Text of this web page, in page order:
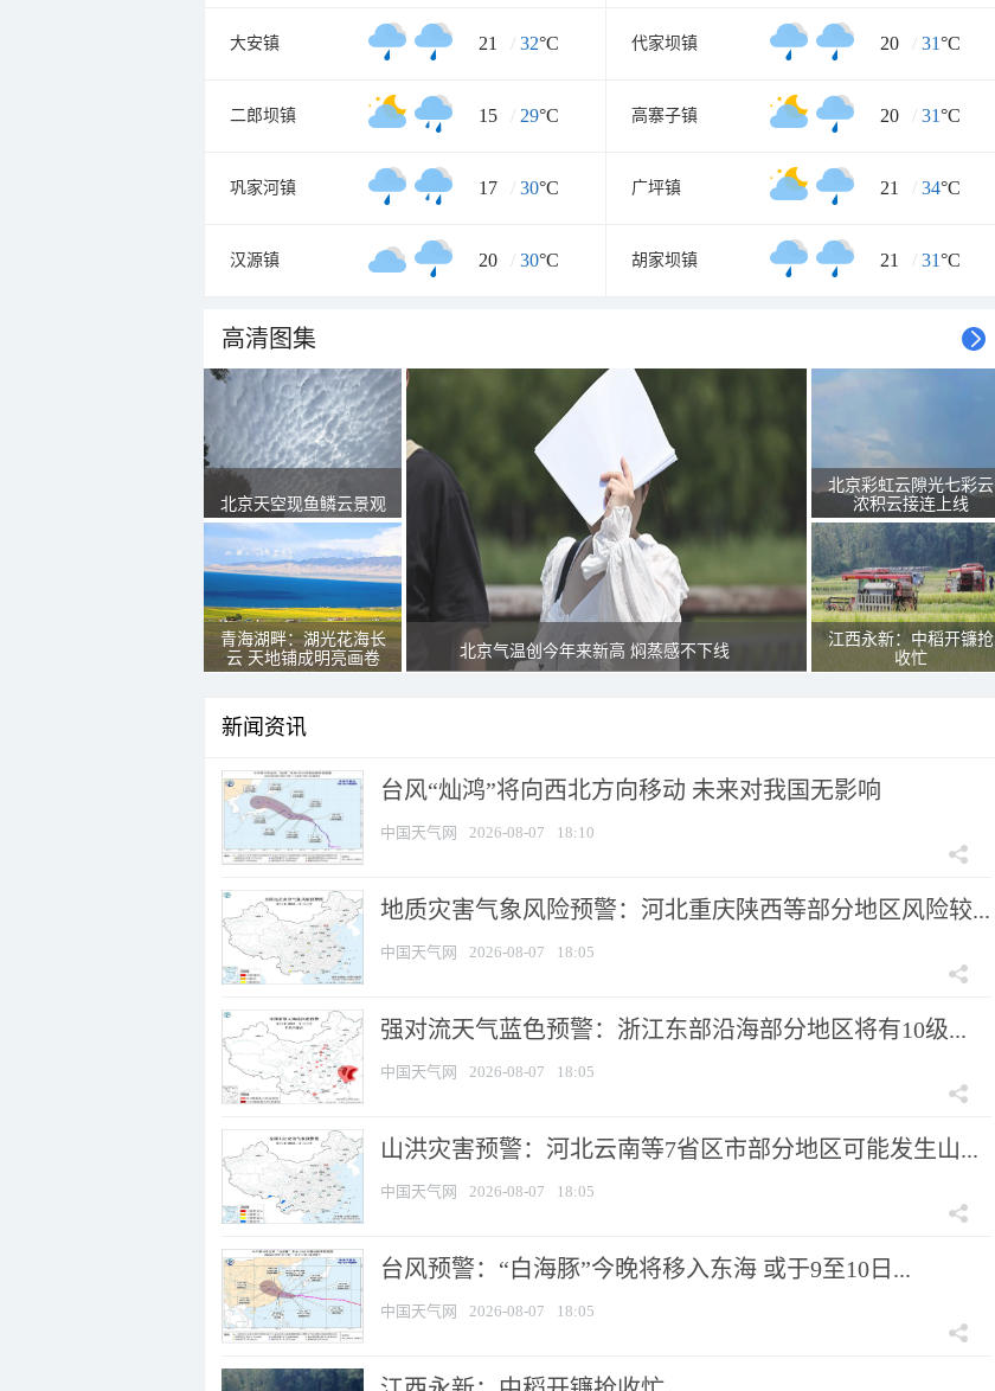
大安镇 21 / 32°C 代家坝镇 20 / 31°C
二郎坝镇 15 / 29°C 高寨子镇 20 / 31°C
巩家河镇 17 / 30°C 广坪镇 21 / 34°C
汉源镇 20 / 30°C 胡家坝镇 21 / 31°C
高清图集
北京天空现鱼鳞云景观
青海湖畔：湖光花海长
云 天地铺成明亮画卷
北京气温创今年来新高 焖蒸感不下线
北京彩虹云隙光七彩云
浓积云接连上线
江西永新：中稻开镰抢
收忙
新闻资讯
台风“灿鸿”将向西北方向移动 未来对我国无影响
中国天气网 2026-08-07 18:10
地质灾害气象风险预警：河北重庆陕西等部分地区风险较...
中国天气网 2026-08-07 18:05
强对流天气蓝色预警：浙江东部沿海部分地区将有10级...
中国天气网 2026-08-07 18:05
山洪灾害预警：河北云南等7省区市部分地区可能发生山...
中国天气网 2026-08-07 18:05
台风预警：“白海豚”今晚将移入东海 或于9至10日...
中国天气网 2026-08-07 18:05